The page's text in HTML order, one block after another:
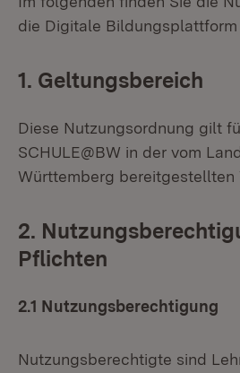
die Digitale Bildungsplattform
1. Geltungsbereich
Diese Nutzungsordnung gilt
SCHULE@BW in der vom
Württemberg bereitgestellten
2.
Pflichten
2.1 Nutzungsberechtigung
Nutzungsberechtigte sind